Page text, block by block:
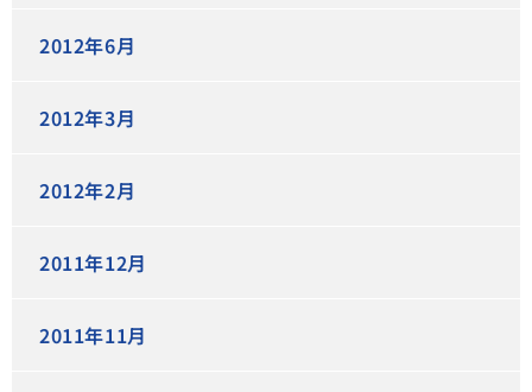
2012年6月
2012年3月
2012年2月
2011年12月
2011年11月